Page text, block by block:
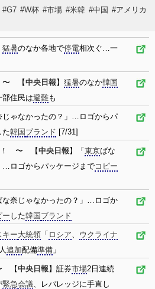
#G7 #W杯 #市場 #米韓 #中国 #アメリカ
猛暑のなか各地で停電相次ぐ…一
〜 【中央日報 】 猛暑のなか韓国
住民は避難も
じゃなかったの？」…ロゴからパ
た韓国 ブランド [7/31]
！ 〜 【中央日報 】「 東京ばな
…ロゴからパッケージまでコピー
な奈じゃなかったの？」…ロゴか
ー した韓国 ブランド
キー大統領 「 ロシア、 ウクライナ
追加配備準備 」
【中央日報 】証券市場2日連続
緊急会議、レバレッジに手直し